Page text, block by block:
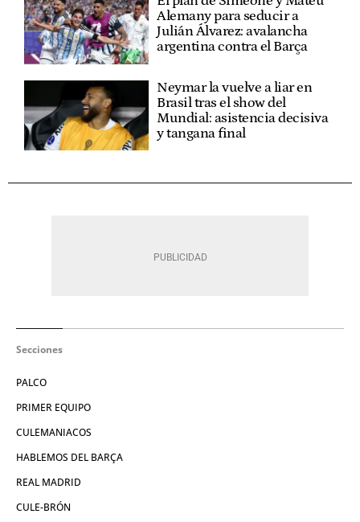
Alemany para seducir a
Julián Álvarez: avalancha
argentina contra el Barça
Neymar la vuelve a liar en
Brasil tras el show del
Mundial: asistencia decisiva
y tangana final
Secciones
PALCO
PRIMER EQUIPO
CULEMANIACOS
HABLEMOS DEL BARÇA
REAL MADRID
CULE-BRÓN